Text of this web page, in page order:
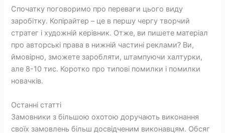
Спочатку поговоримо про переваги цього виду
заробітку. Копірайтер – це в першу чергу творчий
стратег і художній керівник. Отже, ви пишете матеріал
про авторські права в нижній частині реклами? Ви,
ймовірно, зможете заробляти, штампуючи халтурки,
але 8-10 тис. Коротко про типові помилки і помилки
новачків.
Останні статті
Замовники з більшою охотою доручають виконання
своїх замовлень більш досвідченим виконавцям. Обсяг